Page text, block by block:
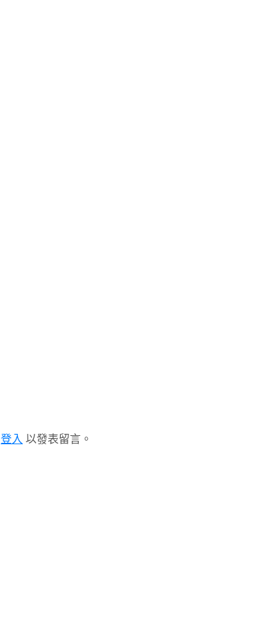
登入 以發表留言。